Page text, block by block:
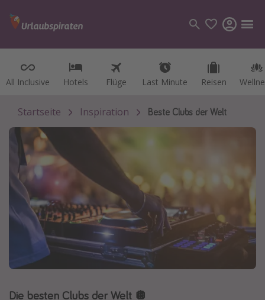
All Inclusive Hotels Flüge Last Minute Reisen
All Inclusive Hotels Flüge Last Minute Reisen
Kategorien
Flüge
Hotel
Reisen
Kreuzfahrten
Reiseziele
Alle Reiseziele
Österreich
Italien
Startseite Inspiration Beste Clubs der Welt
Die besten Clubs der Welt 🪩